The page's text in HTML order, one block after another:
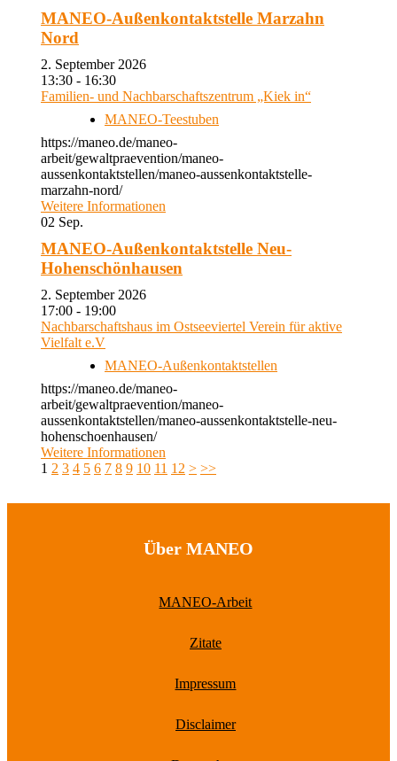
MANEO-Außenkontaktstelle Marzahn
Nord
2. September 2026
13:30 - 16:30
Familien- und Nachbarschaftszentrum „Kiek in“
MANEO-Teestuben
https://maneo.de/maneo-
arbeit/gewaltpraevention/maneo-
aussenkontaktstellen/maneo-aussenkontaktstelle-
marzahn-nord/
Weitere Informationen
02 Sep.
MANEO-Außenkontaktstelle Neu-
Hohenschönhausen
2. September 2026
17:00 - 19:00
Nachbarschaftshaus im Ostseeviertel Verein für aktive
Vielfalt e.V
MANEO-Außenkontaktstellen
https://maneo.de/maneo-
arbeit/gewaltpraevention/maneo-
aussenkontaktstellen/maneo-aussenkontaktstelle-neu-
hohenschoenhausen/
Weitere Informationen
1 2 3 4 5 6 7 8 9 10 11 12 > >>
Über MANEO
MANEO-Arbeit
Zitate
Impressum
Disclaimer